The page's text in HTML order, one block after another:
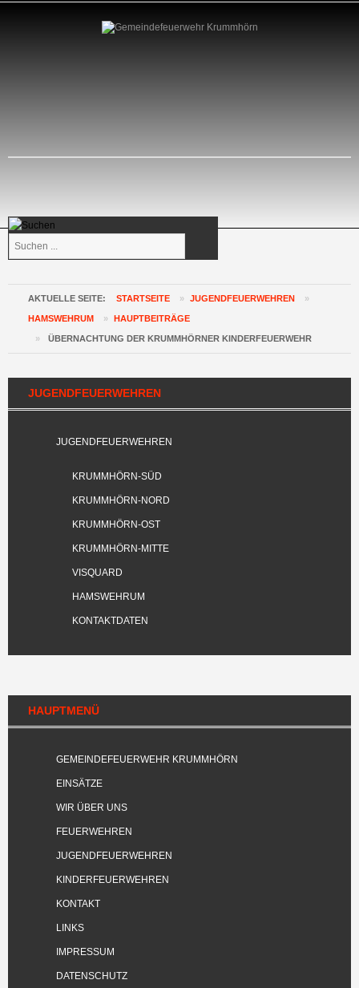
AKTUELLE SEITE: STARTSEITE » JUGENDFEUERWEHREN »
HAMSWEHRUM » HAUPTBEITRÄGE
» ÜBERNACHTUNG DER KRUMMHÖRNER KINDERFEUERWEHR
JUGENDFEUERWEHREN
JUGENDFEUERWEHREN
KRUMMHÖRN-SÜD
KRUMMHÖRN-NORD
KRUMMHÖRN-OST
KRUMMHÖRN-MITTE
VISQUARD
HAMSWEHRUM
KONTAKTDATEN
HAUPTMENÜ
GEMEINDEFEUERWEHR KRUMMHÖRN
EINSÄTZE
WIR ÜBER UNS
FEUERWEHREN
JUGENDFEUERWEHREN
KINDERFEUERWEHREN
KONTAKT
LINKS
IMPRESSUM
DATENSCHUTZ